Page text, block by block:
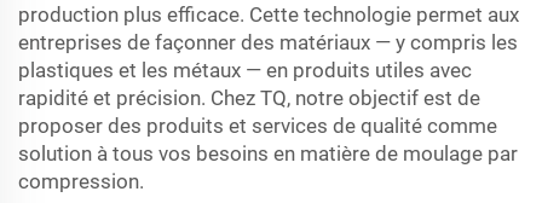
production plus efficace. Cette technologie permet aux
entreprises de façonner des matériaux — y compris les
plastiques et les métaux — en produits utiles avec
rapidité et précision. Chez TQ, notre objectif est de
proposer des produits et services de qualité comme
solution à tous vos besoins en matière de moulage par
compression.